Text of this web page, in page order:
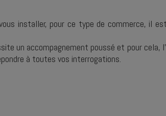
installer, pour ce type de commerce, il
un accompagnement poussé et pour cela,
à toutes vos interrogations.